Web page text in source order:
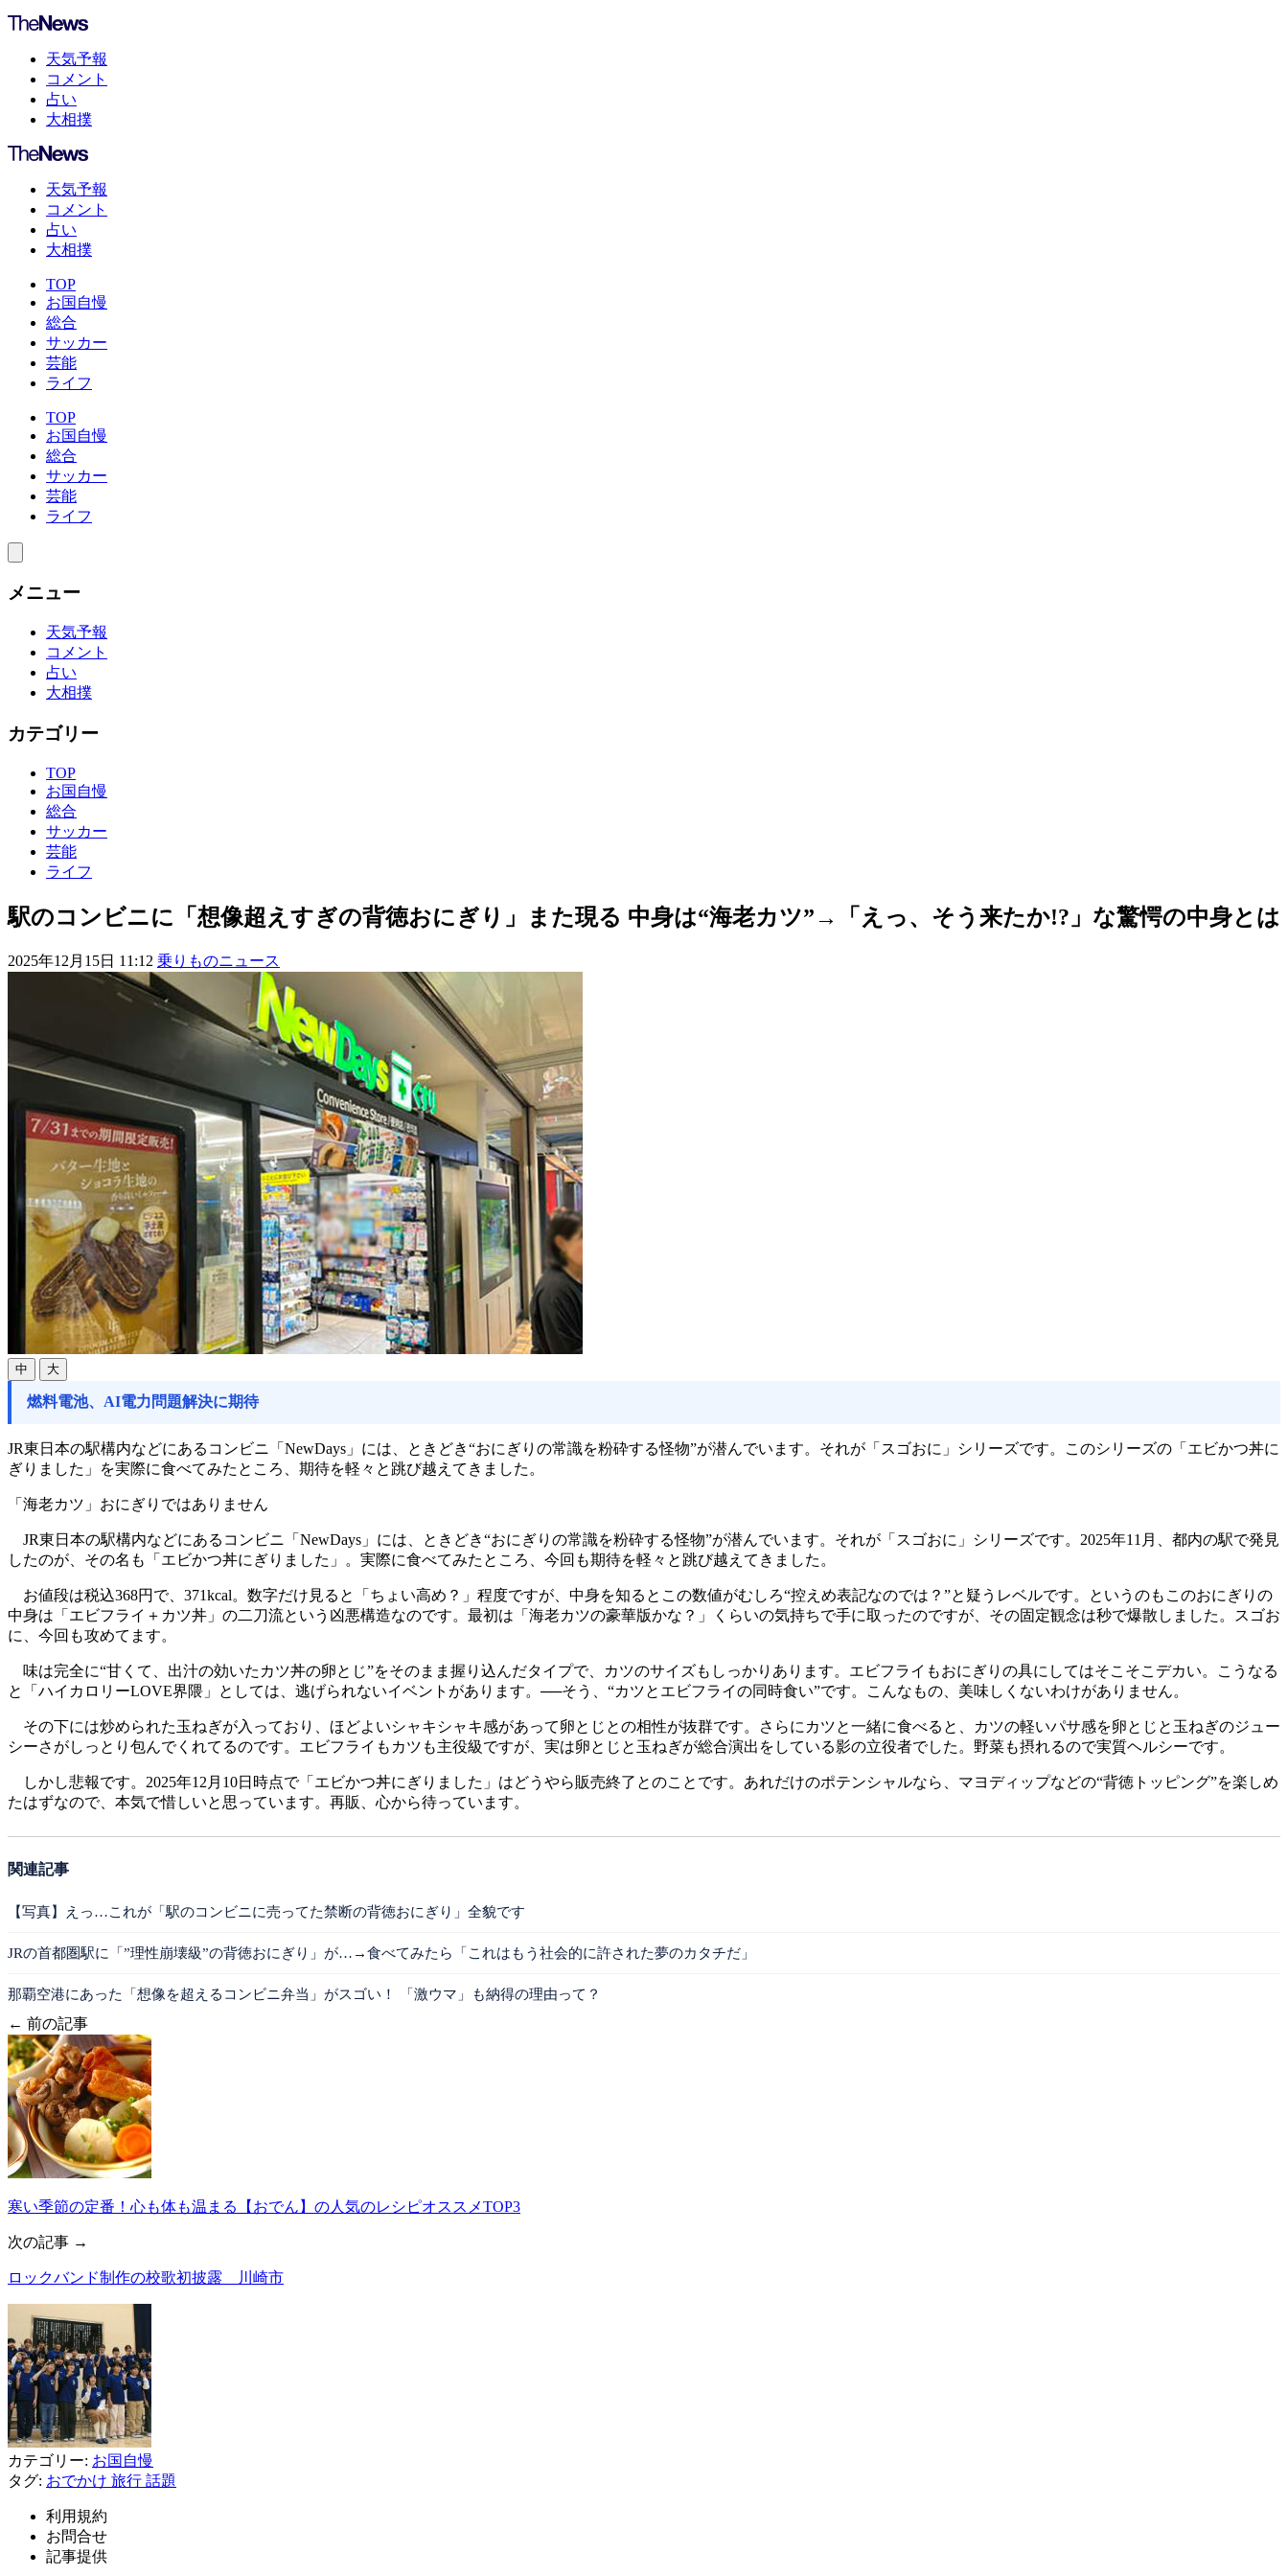
天気予報
コメント
占い
大相撲
天気予報
コメント
占い
大相撲
TOP
お国自慢
総合
サッカー
芸能
ライフ
TOP
お国自慢
総合
サッカー
芸能
ライフ
メニュー
天気予報
コメント
占い
大相撲
カテゴリー
TOP
お国自慢
総合
サッカー
芸能
ライフ
駅のコンビニに「想像超えすぎの背徳おにぎり」また現る 中身は“海老カツ”→「えっ、そう来たか!?」な驚愕の中身とは
2025年12月15日 11:12 乗りものニュース
中 大
燃料電池、AI電力問題解決に期待
JR東日本の駅構内などにあるコンビニ「NewDays」には、ときどき“おにぎりの常識を粉砕する怪物”が潜んでいます。それが「スゴおに」シリーズです。このシリーズの「エビかつ丼に
ぎりました」を実際に食べてみたところ、期待を軽々と跳び越えてきました。
「海老カツ」おにぎりではありません
JR東日本の駅構内などにあるコンビニ「NewDays」には、ときどき“おにぎりの常識を粉砕する怪物”が潜んでいます。それが「スゴおに」シリーズです。2025年11月、都内の駅で発見
したのが、その名も「エビかつ丼にぎりました」。実際に食べてみたところ、今回も期待を軽々と跳び越えてきました。
お値段は税込368円で、371kcal。数字だけ見ると「ちょい高め？」程度ですが、中身を知るとこの数値がむしろ“控えめ表記なのでは？”と疑うレベルです。というのもこのおにぎりの
中身は「エビフライ＋カツ丼」の二刀流という凶悪構造なのです。最初は「海老カツの豪華版かな？」くらいの気持ちで手に取ったのですが、その固定観念は秒で爆散しました。スゴお
に、今回も攻めてます。
味は完全に“甘くて、出汁の効いたカツ丼の卵とじ”をそのまま握り込んだタイプで、カツのサイズもしっかりあります。エビフライもおにぎりの具にしてはそこそこデカい。こうなる
と「ハイカロリーLOVE界隈」としては、逃げられないイベントがあります。──そう、“カツとエビフライの同時食い”です。こんなもの、美味しくないわけがありません。
その下には炒められた玉ねぎが入っており、ほどよいシャキシャキ感があって卵とじとの相性が抜群です。さらにカツと一緒に食べると、カツの軽いパサ感を卵とじと玉ねぎのジュー
シーさがしっとり包んでくれてるのです。エビフライもカツも主役級ですが、実は卵とじと玉ねぎが総合演出をしている影の立役者でした。野菜も摂れるので実質ヘルシーです。
しかし悲報です。2025年12月10日時点で「エビかつ丼にぎりました」はどうやら販売終了とのことです。あれだけのポテンシャルなら、マヨディップなどの“背徳トッピング”を楽しめ
たはずなので、本気で惜しいと思っています。再販、心から待っています。
関連記事
【写真】えっ…これが「駅のコンビニに売ってた禁断の背徳おにぎり」全貌です
JRの首都圏駅に「”理性崩壊級”の背徳おにぎり」が…→食べてみたら「これはもう社会的に許された夢のカタチだ」
那覇空港にあった「想像を超えるコンビニ弁当」がスゴい！ 「激ウマ」も納得の理由って？
← 前の記事
寒い季節の定番！心も体も温まる【おでん】の人気のレシピオススメTOP3
次の記事 →
ロックバンド制作の校歌初披露 川崎市
カテゴリー: お国自慢
タグ: おでかけ 旅行 話題
利用規約
お問合せ
記事提供